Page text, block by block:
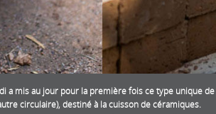
a mis au jour pour la première fois ce type unique de
circulaire), destiné à la cuisson de céramiques.